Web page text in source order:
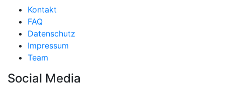
Kontakt
FAQ
Datenschutz
Impressum
Team
Social Media